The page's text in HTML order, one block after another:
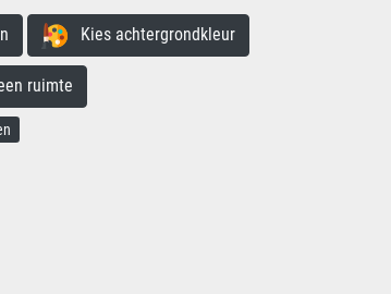
Kies achtergrondkleur
ruimte